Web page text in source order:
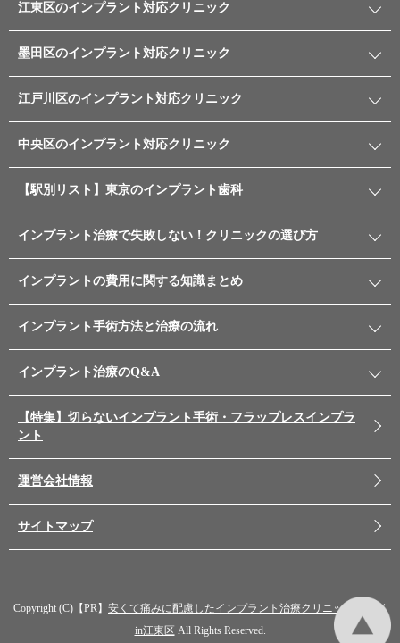
江東区のインプラント対応クリニック
墨田区のインプラント対応クリニック
江戸川区のインプラント対応クリニック
中央区のインプラント対応クリニック
【駅別リスト】東京のインプラント歯科
インプラント治療で失敗しない！クリニックの選び方
インプラントの費用に関する知識まとめ
インプラント手術方法と治療の流れ
インプラント治療のQ&A
【特集】切らないインプラント手術・フラップレスインプラ
ント
運営会社情報
サイトマップ
Copyright (C)【PR】 安くて痛みに配慮したインプラント治療クリニックガイド
in江東区 All Rights Reserved.